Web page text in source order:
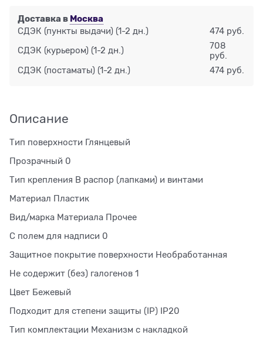
Доставка в Москва
СДЭК (пункты выдачи) (1-2 дн.) 474 руб.
СДЭК (курьером) (1-2 дн.)
708
руб.
СДЭК (постаматы) (1-2 дн.) 474 руб.
Описание
Тип поверхности Глянцевый
Прозрачный 0
Тип крепления В распор (лапками) и винтами
Материал Пластик
Вид/марка Материала Прочее
С полем для надписи 0
Защитное покрытие поверхности Необработанная
Не содержит (без) галогенов 1
Цвет Бежевый
Подходит для степени защиты (IP) IP20
Тип комплектации Механизм с накладкой